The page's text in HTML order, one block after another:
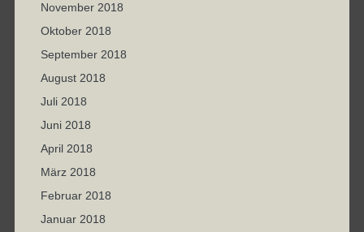
November 2018
Oktober 2018
September 2018
August 2018
Juli 2018
Juni 2018
April 2018
März 2018
Februar 2018
Januar 2018